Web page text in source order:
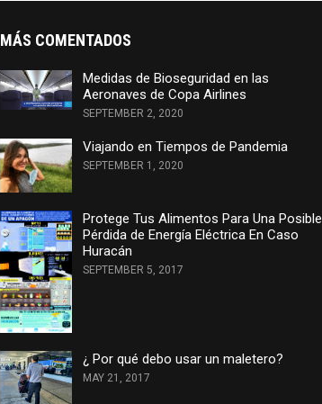
MÁS COMENTADOS
Medidas de Bioseguridad en las
Aeronaves de Copa Airlines
SEPTEMBER 2, 2020
Viajando en Tiempos de Pandemia
SEPTEMBER 1, 2020
Protege Tus Alimentos Para Una Posible
Pérdida de Energía Eléctrica En Caso
Huracán
SEPTEMBER 5, 2017
¿ Por qué debo usar un maletero?
MAY 21, 2017